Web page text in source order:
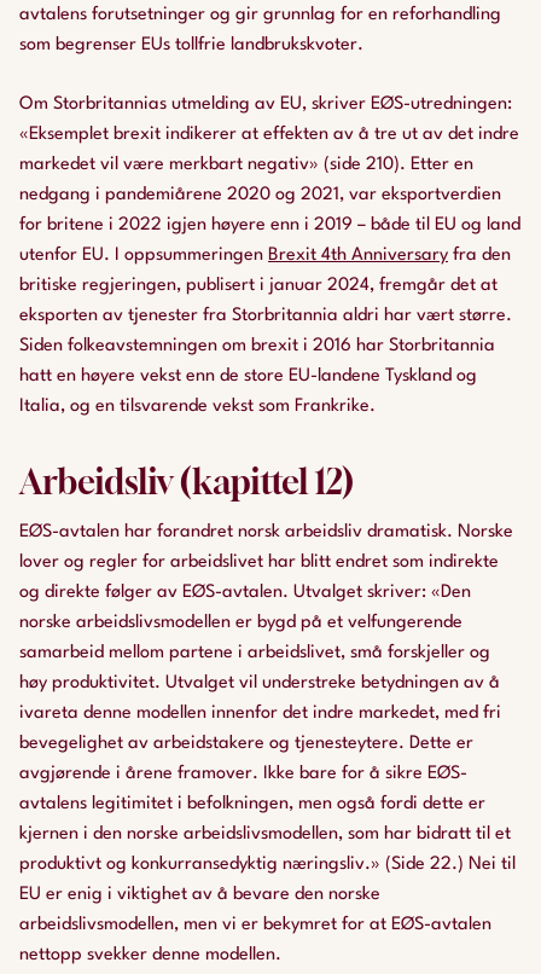
avtalens forutsetninger og gir grunnlag for en reforhandling
som begrenser EUs tollfrie landbrukskvoter.
Om Storbritannias utmelding av EU, skriver EØS-utredningen:
«Eksemplet brexit indikerer at effekten av å tre ut av det indre
markedet vil være merkbart negativ» (side 210). Etter en
nedgang i pandemiårene 2020 og 2021, var eksportverdien
for britene i 2022 igjen høyere enn i 2019 – både til EU og land
utenfor EU. I oppsummeringen Brexit 4th Anniversary fra den
britiske regjeringen, publisert i januar 2024, fremgår det at
eksporten av tjenester fra Storbritannia aldri har vært større.
Siden folkeavstemningen om brexit i 2016 har Storbritannia
hatt en høyere vekst enn de store EU-landene Tyskland og
Italia, og en tilsvarende vekst som Frankrike.
Arbeidsliv (kapittel 12)
EØS-avtalen har forandret norsk arbeidsliv dramatisk. Norske
lover og regler for arbeidslivet har blitt endret som indirekte
og direkte følger av EØS-avtalen. Utvalget skriver: «Den
norske arbeidslivsmodellen er bygd på et velfungerende
samarbeid mellom partene i arbeidslivet, små forskjeller og
høy produktivitet. Utvalget vil understreke betydningen av å
ivareta denne modellen innenfor det indre markedet, med fri
bevegelighet av arbeidstakere og tjenesteytere. Dette er
avgjørende i årene framover. Ikke bare for å sikre EØS-
avtalens legitimitet i befolkningen, men også fordi dette er
kjernen i den norske arbeidslivsmodellen, som har bidratt til et
produktivt og konkurransedyktig næringsliv.» (Side 22.) Nei til
EU er enig i viktighet av å bevare den norske
arbeidslivsmodellen, men vi er bekymret for at EØS-avtalen
nettopp svekker denne modellen.